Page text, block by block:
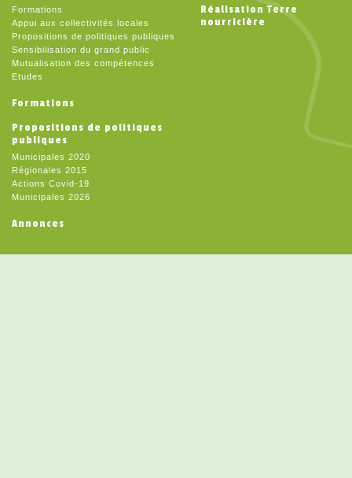
Formations
Appui aux collectivités locales
Propositions de politiques publiques
Sensibilisation du grand public
Mutualisation des compétences
Etudes
Formations
Propositions de politiques
publiques
Municipales 2020
Régionales 2015
Actions Covid-19
Municipales 2026
Annonces
Réalisation Terre
nourricière